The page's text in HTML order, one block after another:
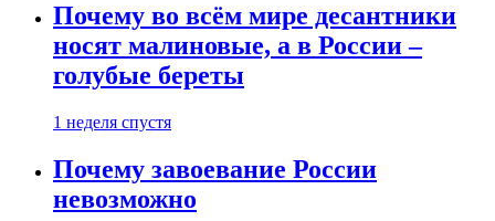
Почему во всём мире десантники
носят малиновые, а в России –
голубые береты
1 неделя спустя
Почему завоевание России
невозможно